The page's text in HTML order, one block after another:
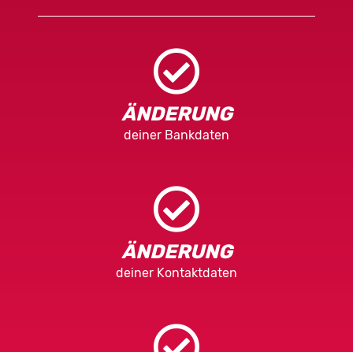
ÄNDERUNG
deiner Bankdaten
ÄNDERUNG
deiner Kontaktdaten